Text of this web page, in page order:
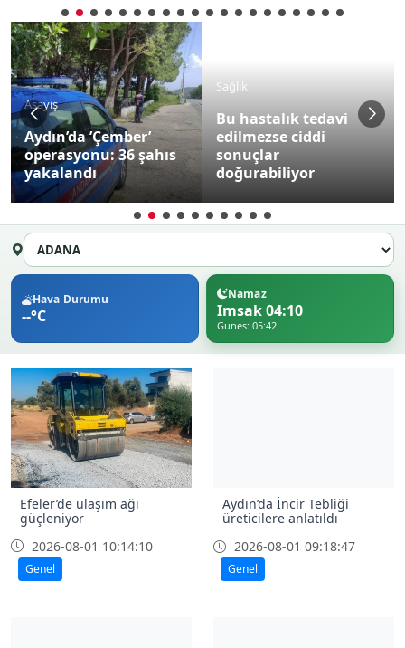
Asayiş
Aydın’da ’Çember’
operasyonu: 36 şahıs
yakalandı
Sağlık
Bu hastalık tedavi
edilmezse ciddi
sonuçlar
doğurabiliyor
Hava Durumu
--°C
Namaz
Imsak 04:10
Gunes: 05:42
Efeler’de ulaşım ağı
güçleniyor
2026-08-01 10:14:10
Genel
Aydın’da İncir Tebliği
üreticilere anlatıldı
2026-08-01 09:18:47
Genel